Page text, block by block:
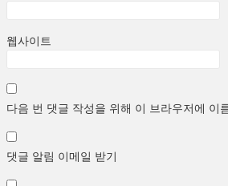
웹사이트
다음 번 댓글 작성을 위해 이 브라우저에 이
댓글 알림 이메일 받기